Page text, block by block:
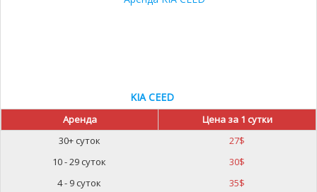
KIA CEED
Аренда
Цена за 1 сутки
30+ суток
27$
10 - 29 суток
30$
4 - 9 суток
35$